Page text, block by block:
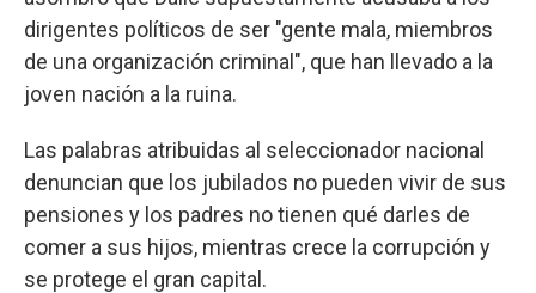
dirigentes políticos de ser "gente mala, miembros
de una organización criminal", que han llevado a la
joven nación a la ruina.
Las palabras atribuidas al seleccionador nacional
denuncian que los jubilados no pueden vivir de sus
pensiones y los padres no tienen qué darles de
comer a sus hijos, mientras crece la corrupción y
se protege el gran capital.